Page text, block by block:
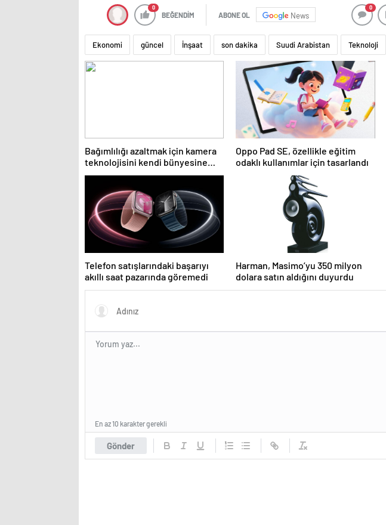
0
BEĞENDİM ABONE OL News
0
Ekonomi güncel İnşaat son dakika Suudi Arabistan Teknoloji
Bağımlılığı azaltmak için kamera
teknolojisini kendi bünyesine
taşıyor
Oppo Pad SE, özellikle eğitim
odaklı kullanımlar için tasarlandı
Telefon satışlarındaki başarıyı
akıllı saat pazarında göremedi
Harman, Masimo’yu 350 milyon
dolara satın aldığını duyurdu
Gönder
En az 10 karakter gerekli